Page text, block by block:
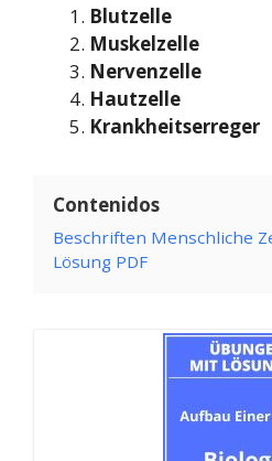
Blutzelle
Muskelzelle
Nervenzelle
Hautzelle
Krankheitserreger
Contenidos
Beschriften Menschliche
Lösung PDF